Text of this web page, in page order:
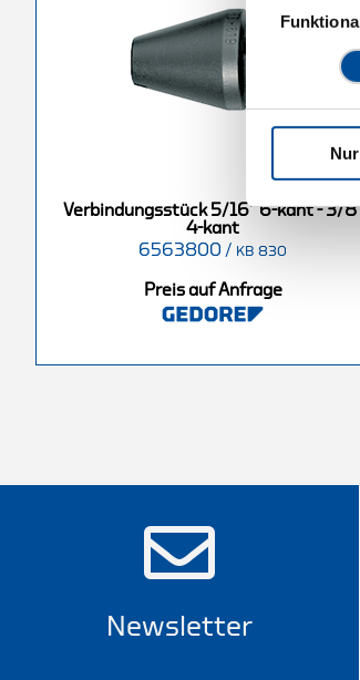
Verbindungsstück 5/16" 6-kant - 3/
4-kant
6563800 / KB 830
Preis auf Anfrage
Newsletter